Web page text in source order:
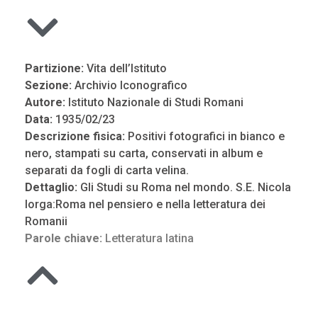
Partizione: Vita dell’Istituto
Sezione: Archivio Iconografico
Autore: Istituto Nazionale di Studi Romani
Data: 1935/02/23
Descrizione fisica: Positivi fotografici in bianco e
nero, stampati su carta, conservati in album e
separati da fogli di carta velina.
Dettaglio: Gli Studi su Roma nel mondo. S.E. Nicola
Iorga:Roma nel pensiero e nella letteratura dei
Romanii
Parole chiave: Letteratura latina